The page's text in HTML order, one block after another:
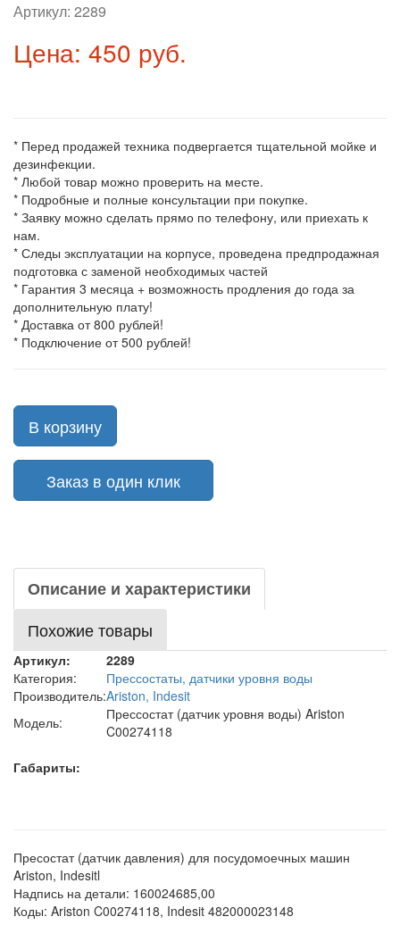
Артикул: 2289
Цена: 450 руб.
* Перед продажей техника подвергается тщательной мойке и
дезинфекции.
* Любой товар можно проверить на месте.
* Подробные и полные консультации при покупке.
* Заявку можно сделать прямо по телефону, или приехать к
нам.
* Следы эксплуатации на корпусе, проведена предпродажная
подготовка с заменой необходимых частей
* Гарантия 3 месяца + возможность продления до года за
дополнительную плату!
* Доставка от 800 рублей!
* Подключение от 500 рублей!
В корзину
Заказ в один клик
Описание и характеристики
Похожие товары
Артикул:
2289
Категория:
Прессостаты, датчики уровня воды
Производитель:Ariston, Indesit
Модель:
Прессостат (датчик уровня воды) Ariston
C00274118
Габариты:
Пресостат (датчик давления) для посудомоечных машин
Ariston, Indesitl
Надпись на детали: 160024685,00
Коды: Ariston C00274118, Indesit 482000023148